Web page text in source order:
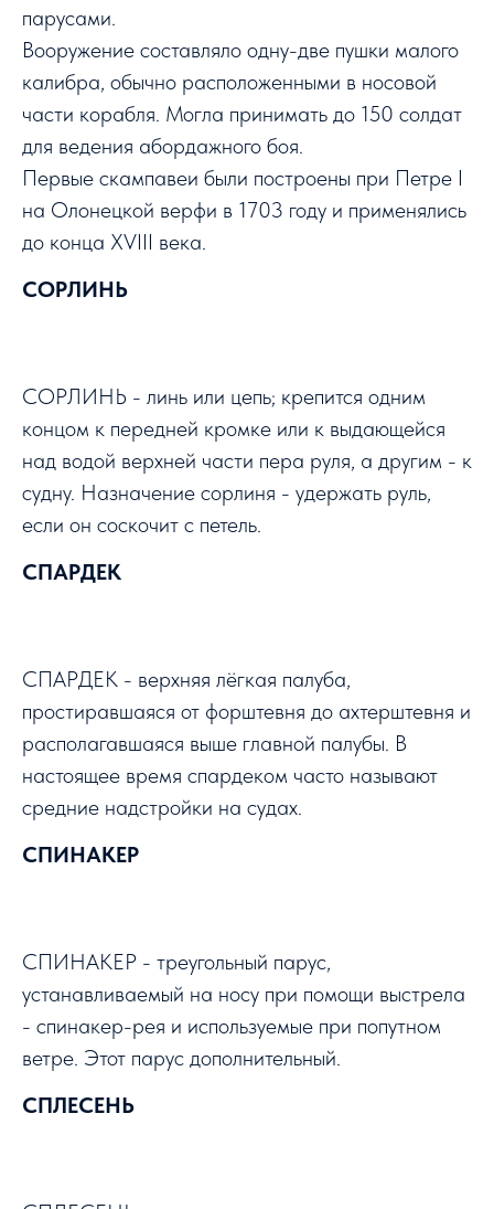
парусами.
Вооружение составляло одну-две пушки малого
калибра, обычно расположенными в носовой
части корабля. Могла принимать до 150 солдат
для ведения абордажного боя.
Первые скампавеи были построены при Петре I
на Олонецкой верфи в 1703 году и применялись
до конца XVIII века.
СОРЛИНЬ
СОРЛИНЬ - линь или цепь; крепится одним
концом к передней кромке или к выдающейся
над водой верхней части пера руля, а другим - к
судну. Назначение сорлиня - удержать руль,
если он соскочит с петель.
СПАРДЕК
СПАРДЕК - верхняя лёгкая палуба,
простиравшаяся от форштевня до ахтерштевня и
располагавшаяся выше главной палубы. В
настоящее время спардеком часто называют
средние надстройки на судах.
СПИНАКЕР
СПИНАКЕР - треугольный парус,
устанавливаемый на носу при помощи выстрела
- спинакер-рея и используемые при попутном
ветре. Этот парус дополнительный.
СПЛЕСЕНЬ